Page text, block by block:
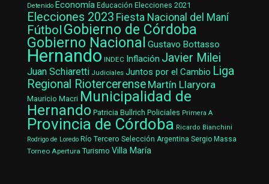
Detenido Economía Educación Elecciones 2021
Elecciones 2023 Fiesta Nacional del Maní
Fútbol Gobierno de Córdoba
Gobierno Nacional Gustavo Bottasso
Hernando INDEC Inflación Javier Milei
Juan Schiaretti Judiciales Juntos por el Cambio Liga
Regional Riotercerense Martín Llaryora
Mauricio Macri Municipalidad de
Hernando Patricia Bullrich Policiales Primera A
Provincia de Córdoba Ricardo Bianchini
Rodrigo de Loredo Río Tercero Selección Argentina Sergio Massa
Torneo Apertura Turismo Villa María